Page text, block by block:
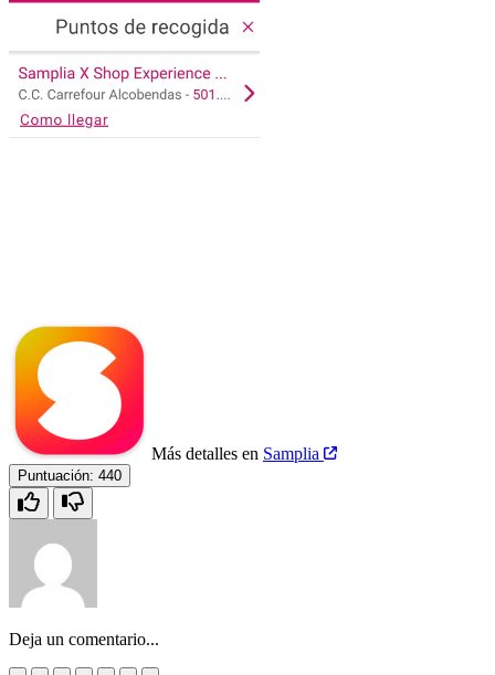
Más detalles en Samplia
Puntuación: 440
Deja un comentario...